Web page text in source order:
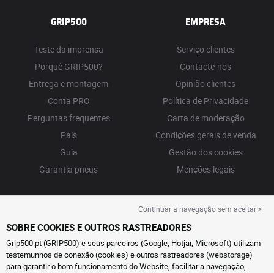
GRIP500
Teste da imprensa
Porquê GRIP500?
Entrega e montagem
Conta PRO
Perguntas frequentes
País
Guia
Garantia pneus
EMPRESA
Serviço clientes
Contacte-nos
Opinião clientes
Política de Privacidade
Carta de moderação
Condições gerais de venda
Gestão dos cookies
Menções legais
Continuar a navegação sem aceitar >
SOBRE COOKIES E OUTROS RASTREADORES
Grip500.pt (GRIP500) e seus parceiros (Google, Hotjar, Microsoft) utilizam
testemunhos de conexão (cookies) e outros rastreadores (webstorage)
para garantir o bom funcionamento do Website, facilitar a navegação,